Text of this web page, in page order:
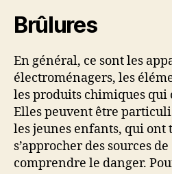
Brûlures
En général, ce sont les
électroménagers, les
les produits chimiques qui
Elles peuvent être
les jeunes enfants, qui ont
s’approcher des sources
comprendre le danger.